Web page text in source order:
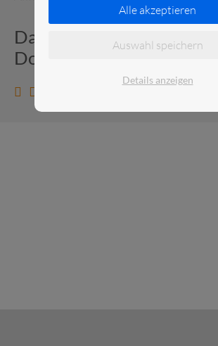
Datenblatt und zusätzliche
Dokumente
Datenblatt anzeigen
Alle akzeptieren
Auswahl speichern
Details anzeigen